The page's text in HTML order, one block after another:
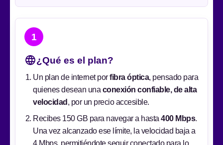
1
¿Qué es el plan?
Un plan de internet porfibra óptica, pensado para
quienes desean una conexión confiable, de alta
velocidad , por un precio accesible.
Recibes 150 GB para navegar a hasta400 Mbps.
Una vez alcanzado ese límite, la velocidad baja a
4 Mbps, permitiéndote seguir conectado para lo